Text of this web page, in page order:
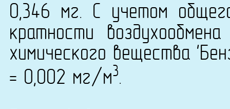
0,346 мг. С учетом
кратности
химического вещества
= 0,002 мг/м3.